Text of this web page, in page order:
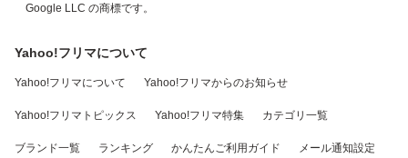
Google LLC の商標です。
Yahoo!フリマについて
Yahoo!フリマについて Yahoo!フリマからのお知らせ
Yahoo!フリマトピックス Yahoo!フリマ特集 カテゴリ一覧
ブランド一覧 ランキング かんたんご利用ガイド メール通知設定